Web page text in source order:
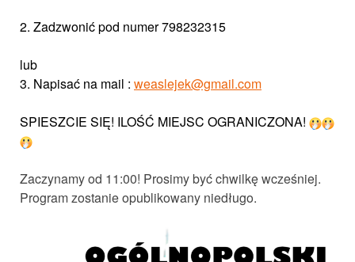
2. Zadzwonić pod numer 798232315
lub
3. Napisać na mail : weaslejek@gmail.com
SPIESZCIE SIĘ! ILOŚĆ MIEJSC OGRANICZONA!
Zaczynamy od 11:00! Prosimy być chwilkę wcześniej.
Program zostanie opublikowany niedługo.